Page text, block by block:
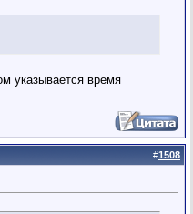
указывается время
#1508